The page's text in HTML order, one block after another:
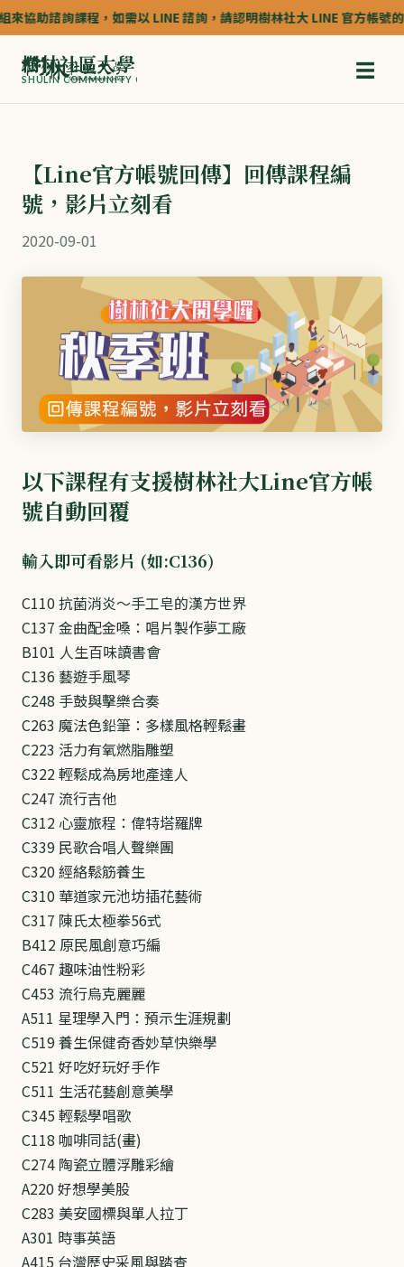
協助諮詢課程，如需以 LINE 諮詢，請認明樹林社大 LINE 官方帳號
樹林社區大學
SHULIN COMMUNITY COLLEGE ☰
【Line官方帳號回傳】回傳課程編
號，影片立刻看
2020-09-01
以下課程有支援樹林社大Line官方帳
號自動回覆
輸入即可看影片 (如:C136)
C110 抗菌消炎～手工皂的漢方世界
C137 金曲配金嗓：唱片製作夢工廠
B101 人生百味讀書會
C136 藝遊手風琴
C248 手鼓與擊樂合奏
C263 魔法色鉛筆：多樣風格輕鬆畫
C223 活力有氧燃脂雕塑
C322 輕鬆成為房地產達人
C247 流行吉他
C312 心靈旅程：偉特塔羅牌
C339 民歌合唱人聲樂團
C320 經絡鬆筋養生
C310 華道家元池坊插花藝術
C317 陳氏太極拳56式
B412 原民風創意巧編
C467 趣味油性粉彩
C453 流行烏克麗麗
A511 星理學入門：預示生涯規劃
C519 養生保健奇香妙草快樂學
C521 好吃好玩好手作
C511 生活花藝創意美學
C345 輕鬆學唱歌
C118 咖啡同話(畫)
C274 陶瓷立體浮雕彩繪
A220 好想學美股
C283 美安國標與單人拉丁
A301 時事英語
A415 台灣歷史采風與踏查